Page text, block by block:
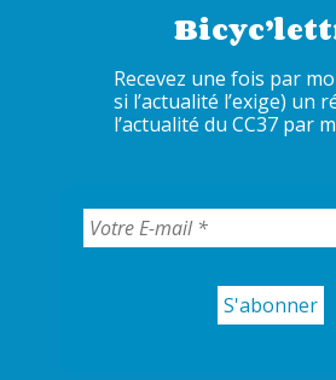
Recevez une fois par
si l’actualité l’exige) un
l’actualité du CC37 par